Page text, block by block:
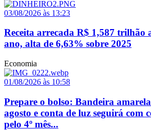
03/08/2026 às 13:23
Receita arrecada R$ 1,587 trilhão
ano, alta de 6,63% sobre 2025
Economia
01/08/2026 às 10:58
Prepare o bolso: Bandeira
agosto e conta de luz seguirá com
pelo 4º mês...